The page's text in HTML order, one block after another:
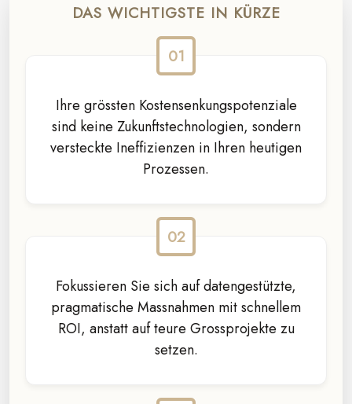
DAS WICHTIGSTE IN KÜRZE
Ihre grössten Kostensenkungspotenziale
sind keine Zukunftstechnologien, sondern
versteckte Ineffizienzen in Ihren heutigen
Prozessen.
Fokussieren Sie sich auf datengestützte,
pragmatische Massnahmen mit schnellem
ROI, anstatt auf teure Grossprojekte zu
setzen.